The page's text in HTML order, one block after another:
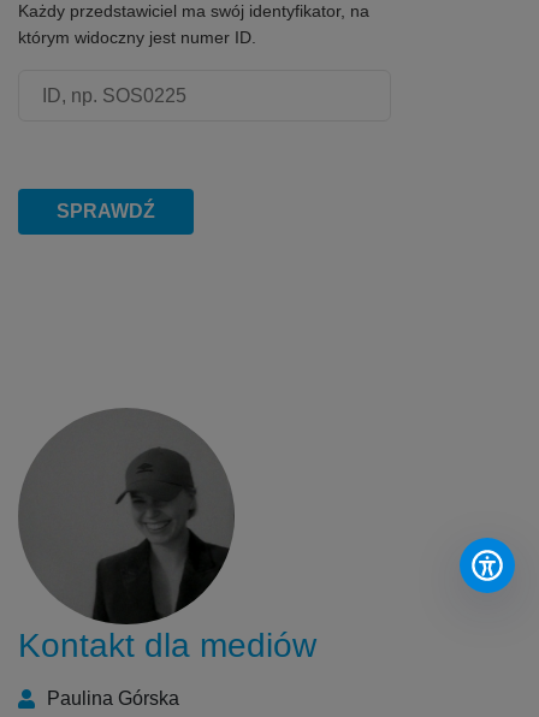
Każdy przedstawiciel ma swój identyfikator, na
którym widoczny jest numer ID.
SPRAWDŹ
Kontakt dla mediów
Paulina Górska